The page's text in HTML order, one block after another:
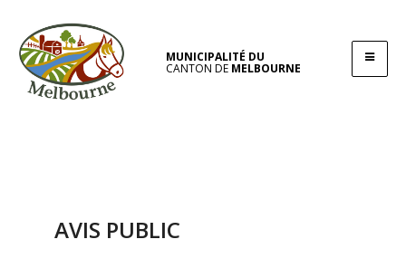
MUNICIPALITÉ DU
CANTON DE MELBOURNE
AVIS PUBLIC